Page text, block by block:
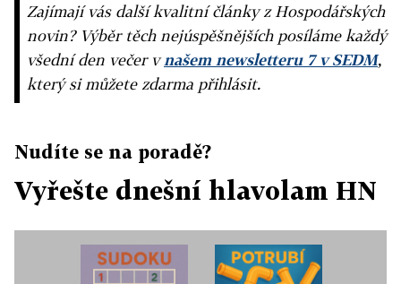
Zajímají vás další kvalitní články z Hospodářských
novin? Výběr těch nejúspěšnějších posíláme každý
všední den večer vnašem newsletteru 7 v SEDM,
který si můžete zdarma přihlásit.
Nudíte se na poradě?
Vyřešte dnešní hlavolam HN